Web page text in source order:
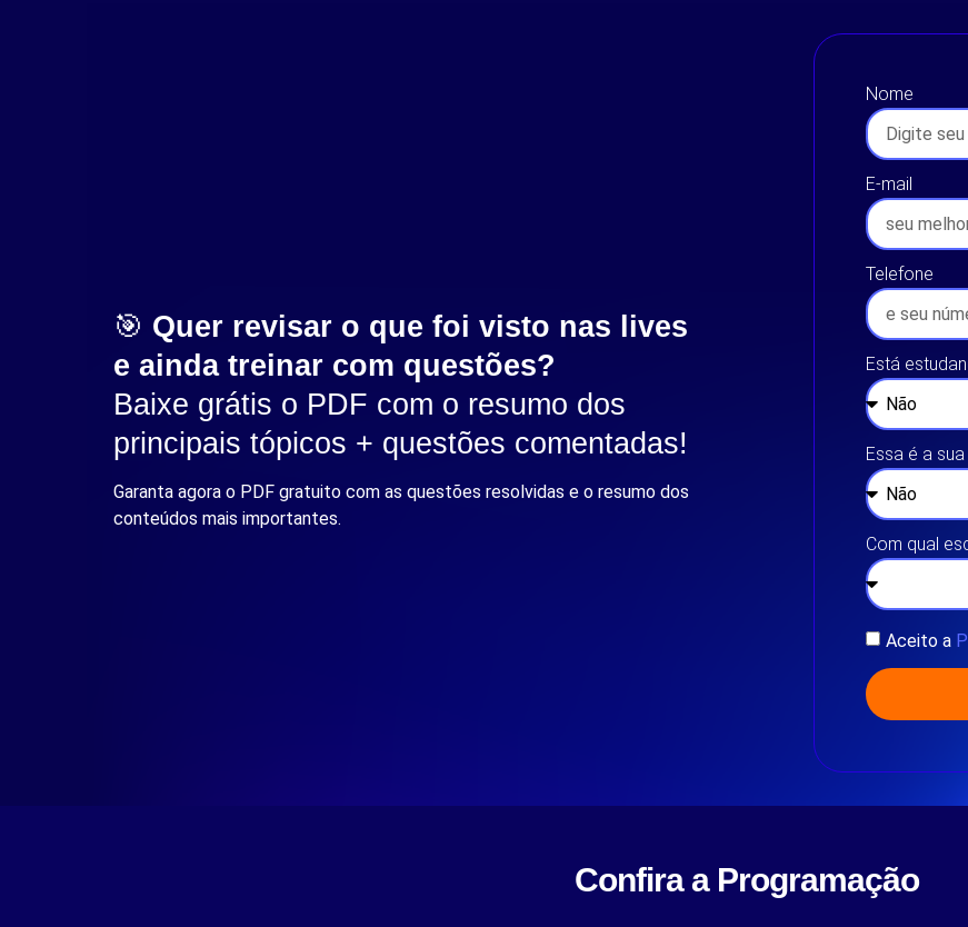
🎯 Quer revisar o que foi visto nas lives
e ainda treinar com questões?
Baixe grátis o PDF com o resumo dos
principais tópicos + questões comentadas!
Garanta agora o PDF gratuito com as questões resolvidas e o resumo dos
conteúdos mais importantes.
Nome
E-mail
Telefone
Está
Essa é a
Com qual
Aceito a
Confira a Programação